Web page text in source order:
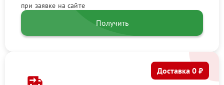
при заявке на сайте
Получить
Доставка 0 ₽